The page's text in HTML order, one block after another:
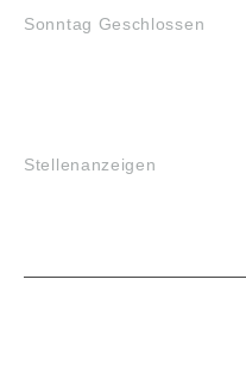
Sonntag Geschlossen
Stellenanzeigen